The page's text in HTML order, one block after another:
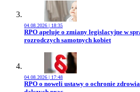
04.08.2026 | 18:35
Przejdź do artykułu:
RPO apeluje o zmiany legislacyjne w
rozrodczych samotnych kobiet
04.08.2026 | 17:48
Przejdź do artykułu:
RPO o noweli ustawy o ochronie